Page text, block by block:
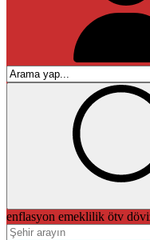
enflasyon emeklilik ötv